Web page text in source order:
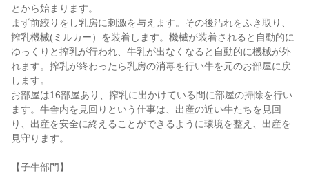
とから始まります。
まず前絞りをし乳房に刺激を与えます。その後汚れをふき取り、
搾乳機械(ミルカー）を装着します。機械が装着されると自動的に
ゆっくりと搾乳が行われ、牛乳が出なくなると自動的に機械が外
れます。搾乳が終わったら乳房の消毒を行い牛を元のお部屋に戻
します。
お部屋は16部屋あり、搾乳に出かけている間に部屋の掃除を行い
ます。牛舎内を見回りという仕事は、出産の近い牛たちを見回
り、出産を安全に終えることができるように環境を整え、出産を
見守ります。
【子牛部門】